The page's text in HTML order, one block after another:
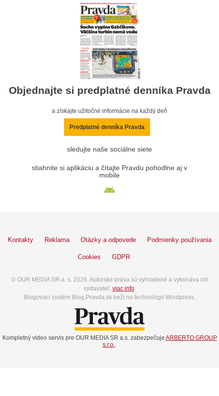
Objednajte si predplatné denníka Pravda
a získajte užitočné informácie na každý deň
Predplatné denníka Pravda
sledujte naše sociálne siete
stiahnite si aplikáciu a čítajte Pravdu pohodlne aj v
mobile
Kontakty Reklama Otázky a odpovede Podmienky používania
Cookies GDPR
© OUR MEDIA SR a. s. 2026. Autorské práva sú vyhradené a vykonáva ich
vydavateľ, viac info.
Blogovací systém Blog.Pravda.sk beží na technológií Wordpress.
Kompletný video servis pre OUR MEDIA SR a.s. zabezpečuje ARBERTO GROUP
s.r.o..